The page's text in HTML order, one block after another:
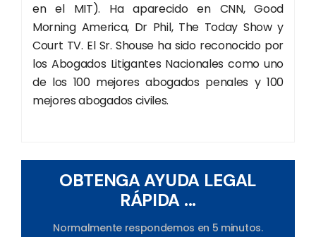
en el MIT). Ha aparecido en CNN, Good
Morning America, Dr Phil, The Today Show y
Court TV. El Sr. Shouse ha sido reconocido por
los Abogados Litigantes Nacionales como uno
de los 100 mejores abogados penales y 100
mejores abogados civiles.
OBTENGA AYUDA LEGAL
RÁPIDA ...
Normalmente respondemos en 5 minutos.